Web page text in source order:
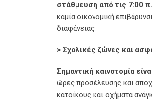
στάθμευση από τις 7:00
καμία οικονομική
διαφάνειας.
> Σχολικές ζώνες και
Σημαντική καινοτομία
ώρες προσέλευσης και
κατοίκους και οχήματα